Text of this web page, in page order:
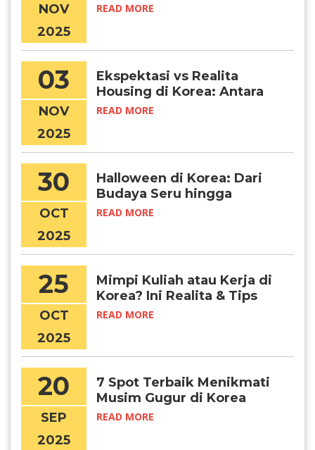
NOV
2025
Kamu Kunjungi, Chingu!
READ MORE
03
NOV
2025
Ekspektasi vs Realita
Housing di Korea: Antara
Foto Dabang dan Kondisi
READ MORE
30
OCT
2025
Halloween di Korea: Dari
Budaya Seru hingga
Tragedi Itaewon, dan
READ MORE
25
OCT
2025
Mimpi Kuliah atau Kerja di
Korea? Ini Realita & Tips
Suksesnya, Chingudeul!
READ MORE
20
SEP
2025
7 Spot Terbaik Menikmati
Musim Gugur di Korea
Selatan
READ MORE